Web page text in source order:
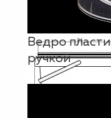
Ведро
ручкой